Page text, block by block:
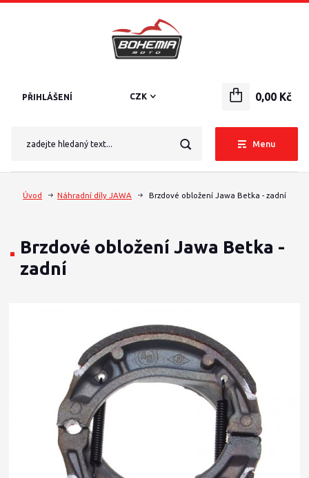
Menu
CZK
PŘIHLÁŠENÍ 0,00 Kč
Úvod Náhradní díly JAWA Brzdové obložení Jawa Betka - zadní
Brzdové obložení Jawa Betka -
zadní